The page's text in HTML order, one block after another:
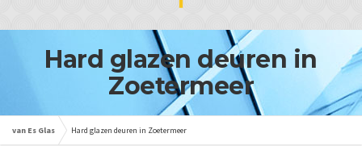
Hard glazen deuren in
Zoetermeer
van Es Glas Hard glazen deuren in Zoetermeer